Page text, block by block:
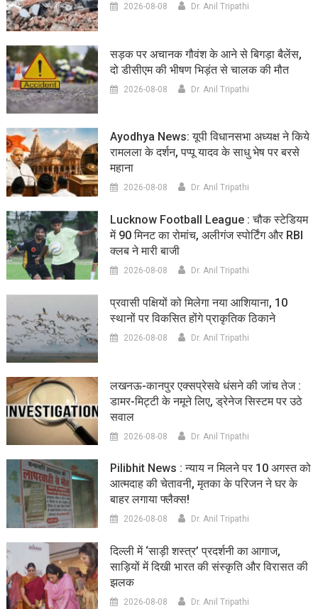
2026-08-08 Dr. Anil Tripathi
सड़क पर अचानक गौवंश के आने से बिगड़ा बैलेंस,
दो डीसीएम की भीषण भिड़ंत से चालक की मौत
2026-08-08 Dr. Anil Tripathi
Ayodhya News: यूपी विधानसभा अध्यक्ष ने किये
रामलला के दर्शन, पप्पू यादव के साधु भेष पर बरसे
महाना
2026-08-08 Dr. Anil Tripathi
Lucknow Football League : चौक स्टेडियम
में 90 मिनट का रोमांच, अलीगंज स्पोर्टिंग और RBI
क्लब ने मारी बाजी
2026-08-08 Dr. Anil Tripathi
प्रवासी पक्षियों को मिलेगा नया आशियाना, 10
स्थानों पर विकसित होंगे प्राकृतिक ठिकाने
2026-08-08 Dr. Anil Tripathi
लखनऊ-कानपुर एक्सप्रेसवे धंसने की जांच तेज :
डामर-मिट्टी के नमूने लिए, ड्रेनेज सिस्टम पर उठे
सवाल
2026-08-08 Dr. Anil Tripathi
Pilibhit News : न्याय न मिलने पर 10 अगस्त को
आत्मदाह की चेतावनी, मृतका के परिजन ने घर के
बाहर लगाया फ्लैक्स!
2026-08-08 Dr. Anil Tripathi
दिल्ली में ‘साड़ी शस्त्र’ प्रदर्शनी का आगाज,
साड़ियों में दिखी भारत की संस्कृति और विरासत की
झलक
2026-08-08 Dr. Anil Tripathi